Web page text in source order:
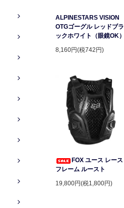
ALPINESTARS VISION
OTGゴーグル レッドブラ
ックホワイト（眼鏡OK）
8,160円(税742円)
FOX ユース レース
フレーム ルースト
19,800円(税1,800円)